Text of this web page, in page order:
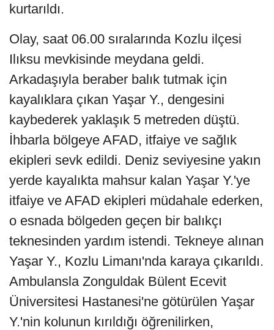
kurtarıldı.
Olay, saat 06.00 sıralarında Kozlu ilçesi
Ilıksu mevkisinde meydana geldi.
Arkadaşıyla beraber balık tutmak için
kayalıklara çıkan Yaşar Y., dengesini
kaybederek yaklaşık 5 metreden düştü.
İhbarla bölgeye AFAD, itfaiye ve sağlık
ekipleri sevk edildi. Deniz seviyesine yakın
yerde kayalıkta mahsur kalan Yaşar Y.'ye
itfaiye ve AFAD ekipleri müdahale ederken,
o esnada bölgeden geçen bir balıkçı
teknesinden yardım istendi. Tekneye alınan
Yaşar Y., Kozlu Limanı'nda karaya çıkarıldı.
Ambulansla Zonguldak Bülent Ecevit
Üniversitesi Hastanesi'ne götürülen Yaşar
Y.'nin kolunun kırıldığı öğrenilirken,